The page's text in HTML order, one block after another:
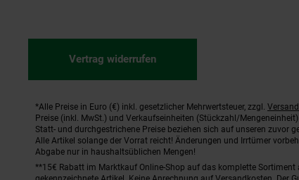
Vertrag widerrufen
Fußnoten
*Alle Preise in Euro (€) inkl. gesetzlicher Mehrwertsteuer, zzgl.
Preise (inkl. MwSt.) und Verkaufseinheiten (Stückzahl/
Statt- und durchgestrichene Preise beziehen sich auf unseren zuvor
Alle Artikel solange der Vorrat reicht! Änderungen und Irrtümer
Abgabe nur in haushaltsüblichen Mengen!
**15€ Rabatt im Marktkauf Online-Shop auf das komplette